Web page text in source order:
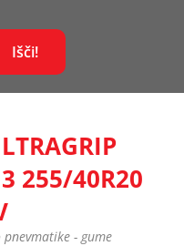
255/40R20
- gume